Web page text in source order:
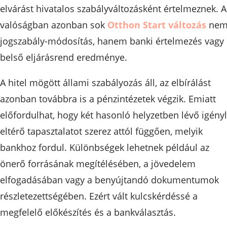
elvárást hivatalos szabályváltozásként értelmeznek. A
valóságban azonban sok Otthon Start változás
jogszabály-módosítás, hanem banki értelmezés vagy
belső eljárásrend eredménye.
A hitel mögött állami szabályozás áll, az elbírálást
azonban továbbra is a pénzintézetek végzik. Emiatt
előfordulhat, hogy két hasonló helyzetben lévő
eltérő tapasztalatot szerez attól függően, melyik
bankhoz fordul. Különbségek lehetnek például az
önerő forrásának megítélésében, a jövedelem
elfogadásában vagy a benyújtandó dokumentumok
részletezettségében. Ezért vált kulcskérdéssé a
megfelelő előkészítés és a bankválasztás.